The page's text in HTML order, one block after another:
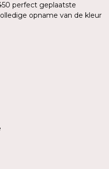
perfect geplaatste
opname van de kleur